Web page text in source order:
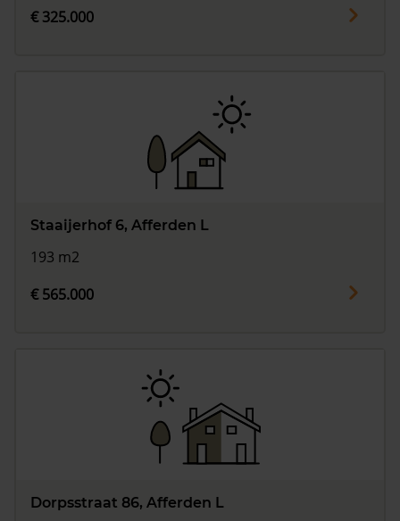
€ 325.000
Staaijerhof 6, Afferden L
193 m2
€ 565.000
Dorpsstraat 86, Afferden L